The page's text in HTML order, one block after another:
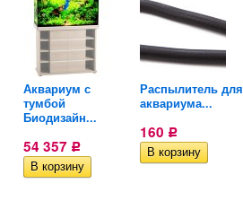
Аквариум с
тумбой
Биодизайн...
54 357 Р
Распылитель для
аквариума...
160 Р